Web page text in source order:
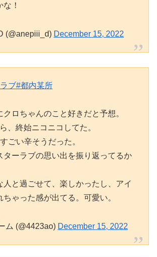
！
(@anepiii_d) December 15, 2022
ブ#都内某所
クロちゃんのこと好きだと予想。
、終始ニコニコしてた。
ごい辛そうだった。
ターラブの思い出を振り返ってるか
人と過ごせて、楽しかったし、アイ
ちゃった感が出てる。可愛い。
ム (@4423ao) December 15, 2022